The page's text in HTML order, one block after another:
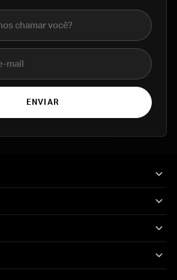
ENVIAR